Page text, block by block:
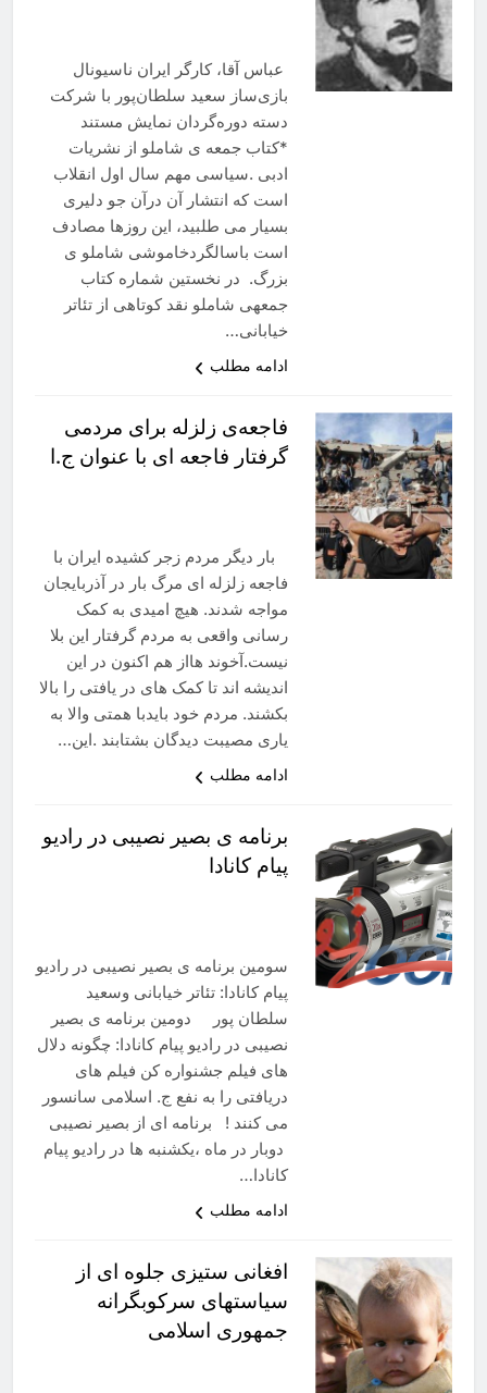
عباس آقا، کارگر ایران ناسیونال
بازی‌ساز سعید سلطان‌پور با شرکت
دسته دوره‌گردان نمایش مستند
*کتاب جمعه ی شاملو از نشریات
ادبی .سیاسی مهم سال اول انقلاب
است که انتشار آن درآن جو دلیری
بسیار می طلبید، این روزها مصادف
است باسالگردخاموشی شاملو ی
بزرگ. در نخستین شماره کتاب
جمعهی شاملو نقد کوتاهی از تئاتر
خیابانی…
ادامه مطلب
فاجعه‌ی زلزله برای مردمی
گرفتار فاجعه ای با عنوان ج.ا
بار دیگر مردم زجر کشیده ایران با
فاجعه زلزله ای مرگ بار در آذربایجان
مواجه شدند. هیچ امیدی به کمک
رسانی واقعی به مردم گرفتار این بلا
نیست.آخوند هااز هم اکنون در این
اندیشه اند تا کمک های در یافتی را بالا
بکشند. مردم خود بایدبا همتی والا به
یاری مصیبت دیدگان بشتابند .این…
ادامه مطلب
برنامه ی بصیر نصیبی در رادیو
پیام کانادا
سومین برنامه ی بصیر نصیبی در رادیو
پیام کانادا: تئاتر خیابانی وسعید
سلطان پور دومین برنامه ی بصیر
نصیبی در رادیو پیام کانادا: چگونه دلال
های فیلم جشنواره کن فیلم های
دریافتی را به نفع ج. اسلامی سانسور
می کنند ! برنامه ای از بصیر نصیبی
دوبار در ماه ،یکشنبه ها در رادیو پیام
کانادا…
ادامه مطلب
افغانی ستيزی جلوه ای از
سياستهای سرکوبگرانه
جمهوری اسلامی